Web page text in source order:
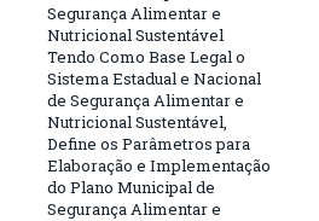
Segurança Alimentar e
Nutricional Sustentável
Tendo Como Base Legal o
Sistema Estadual e Nacional
de Segurança Alimentar e
Nutricional Sustentável,
Define os Parâmetros para
Elaboração e Implementação
do Plano Municipal de
Segurança Alimentar e